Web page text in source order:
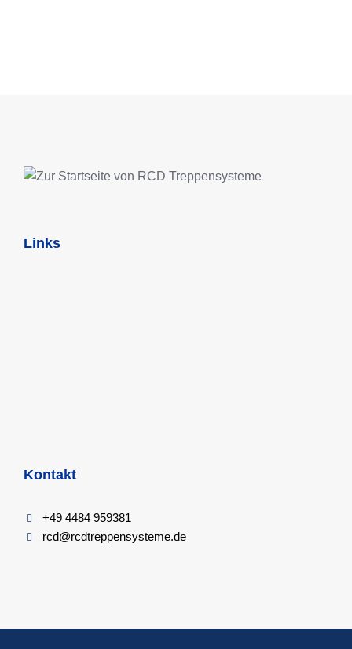
Links
Kontakt
+49 4484 959381
rcd@rcdtreppensysteme.de